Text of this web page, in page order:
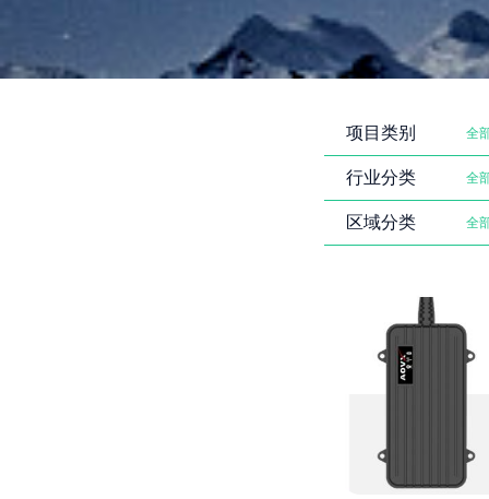
项目类别 全
行业分类 全
区域分类 全